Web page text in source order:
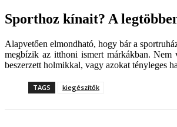
Sporthoz kínait? A
Alapvetően elmondható, hogy bár a
megbízik az itthoni ismert márkákban. Nem
beszerzett holmikkal, vagy azokat tényleges
TAGS kiegészítők